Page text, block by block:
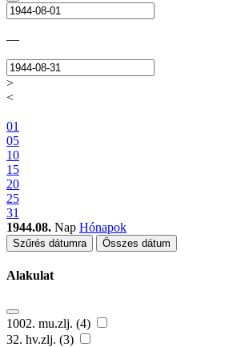
—
>
<
01
05
10
15
20
25
31
1944.08. Nap Hónapok
Szűrés dátumra Összes dátum
Alakulat
1002. mu.zlj. (4)
32. hv.zlj. (3)